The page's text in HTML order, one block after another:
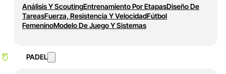
Análisis Y ScoutingEntrenamiento Por EtapasDiseño De
TareasFuerza, Resistencia Y VelocidadFútbol
FemeninoModelo De Juego Y Sistemas
PADEL